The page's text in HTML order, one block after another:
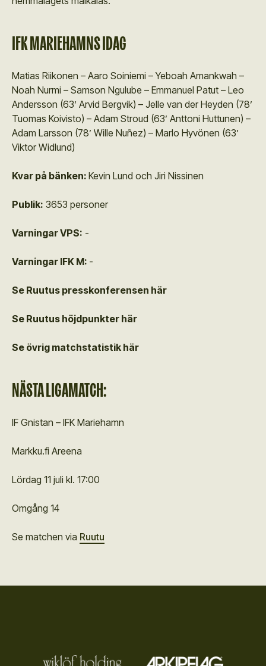
IFK MARIEHAMNS IDAG
Matias Riikonen – Aaro Soiniemi – Yeboah Amankwah –
Noah Nurmi – Samson Ngulube – Emmanuel Patut – Leo
Andersson (63’ Arvid Bergvik) – Jelle van der Heyden (78’
Tuomas Koivisto) – Adam Stroud (63’ Anttoni Huttunen) –
Adam Larsson (78’ Wille Nuñez) – Marlo Hyvönen (63’
Viktor Widlund)
Kvar på bänken: Kevin Lund och Jiri Nissinen
Publik: 3653 personer
Varningar VPS: -
Varningar IFK M: -
Se Ruutus presskonferensen här
Se Ruutus höjdpunkter här
Se övrig matchstatistik här
NÄSTA LIGAMATCH:
IF Gnistan – IFK Mariehamn
Markku.fi Areena
Lördag 11 juli kl. 17:00
Omgång 14
Se matchen via Ruutu